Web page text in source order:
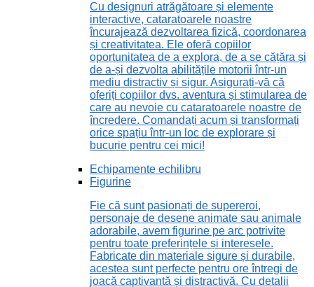
Cu designuri atrăgătoare și elemente
interactive, cataratoarele noastre
încurajează dezvoltarea fizică, coordonarea
și creativitatea. Ele oferă copiilor
oportunitatea de a explora, de a se cățăra și
de a-și dezvolta abilitățile motorii într-un
mediu distractiv și sigur. Asigurați-vă că
oferiți copiilor dvs. aventura și stimularea de
care au nevoie cu cataratoarele noastre de
încredere. Comandați acum și transformați
orice spațiu într-un loc de explorare și
bucurie pentru cei mici!
Echipamente echilibru
Figurine
Fie că sunt pasionați de supereroi,
personaje de desene animate sau animale
adorabile, avem figurine pe arc potrivite
pentru toate preferințele și interesele.
Fabricate din materiale sigure și durabile,
acestea sunt perfecte pentru ore întregi de
joacă captivantă și distractivă. Cu detalii